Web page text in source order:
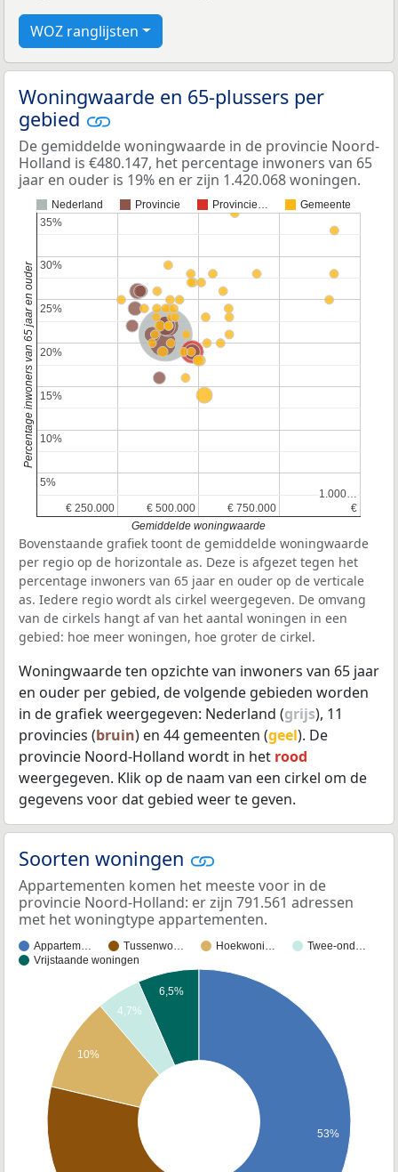
WOZ ranglijsten
Woningwaarde en 65-plussers per
gebied
De gemiddelde woningwaarde in de provincie Noord-
Holland is €480.147, het percentage inwoners van 65
jaar en ouder is 19% en er zijn 1.420.068 woningen.
Nederland Provincie Provincie… Gemeente
Nederland
Provincie Zuid-Holland
Provincie Noord-Holland
Provincie Noord-Brabant
Provincie Gelderland
€ 250.000
€ 250.000 € 500.000
€ 500.000 € 750.000
€ 750.000 €
€
1.000…
1.000…
5%
5%
10%
10%
15%
15%
20%
20%
25%
25%
30%
30%
35%
35%
Gemiddelde woningwaarde
Percentage inwoners van 65 jaar en ouder
Bovenstaande grafiek toont de gemiddelde woningwaarde
per regio op de horizontale as. Deze is afgezet tegen het
percentage inwoners van 65 jaar en ouder op de verticale
as. Iedere regio wordt als cirkel weergegeven. De omvang
van de cirkels hangt af van het aantal woningen in een
gebied: hoe meer woningen, hoe groter de cirkel.
Woningwaarde ten opzichte van inwoners van 65 jaar
en ouder per gebied, de volgende gebieden worden
in de grafiek weergegeven: Nederland (grijs), 11
provincies (bruin) en 44 gemeenten (geel). De
provincie Noord-Holland wordt in het rood
weergegeven. Klik op de naam van een cirkel om de
gegevens voor dat gebied weer te geven.
Soorten woningen
Appartementen komen het meeste voor in de
provincie Noord-Holland: er zijn 791.561 adressen
met het woningtype appartementen.
Appartem… Tussenwo… Hoekwoni…
Twee-ond…
Vrijstaande woningen
6,5%
4,7%
10%
53%